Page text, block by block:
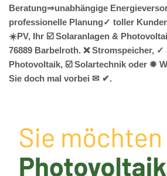
Beratung⇒unabhängige
professionelle Planung✓ toller
☀️PV️, Ihr ☑️ Solaranlagen &
76889 Barbelroth. ❌ Stromspeicher,
Photovoltaik, ☑️ Solartechnik oder ✹
Sie doch mal vorbei ✉ ✔.